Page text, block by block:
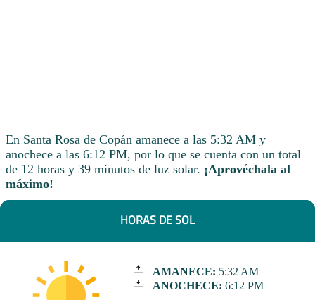
En Santa Rosa de Copán amanece a las 5:32 AM y
anochece a las 6:12 PM, por lo que se cuenta con un total
de 12 horas y 39 minutos de luz solar. ¡Aprovéchala al
máximo!
HORAS DE SOL
AMANECE: 5:32 AM
ANOCHECE: 6:12 PM